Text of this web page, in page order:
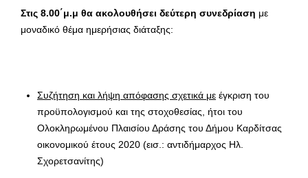
Στις 8.00΄μ.μ θα ακολουθήσει δεύτερη συνεδρίαση με
μοναδικό θέμα ημερήσιας διάταξης:
Συζήτηση και λήψη απόφασης σχετικά με έγκριση του
προϋπολογισμού και της στοχοθεσίας, ήτοι του
Ολοκληρωμένου Πλαισίου Δράσης του Δήμου Καρδίτσας
οικονομικού έτους 2020 (εισ.: αντιδήμαρχος Ηλ.
Σχορετσανίτης)